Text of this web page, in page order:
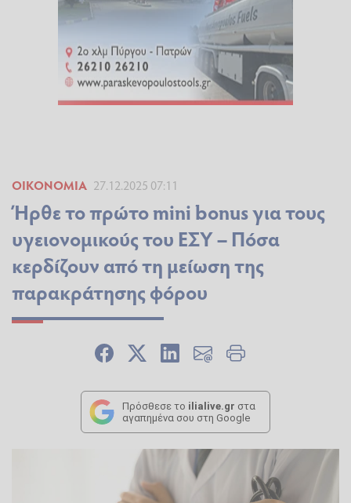
ΟΙΚΟΝΟΜΊΑ 27.12.2025 07:11
Ήρθε το πρώτο mini bonus για τους
υγειονομικούς του ΕΣΥ – Πόσα
κερδίζουν από τη μείωση της
παρακράτησης φόρου
Πρόσθεσε το ilialive.gr στα
αγαπημένα σου στη Google